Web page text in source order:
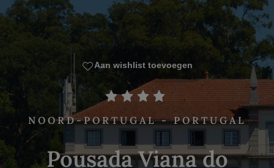
Aan wishlist toevoegen
NOORD-PORTUGAL - PORTUGAL
Pousada Viana do